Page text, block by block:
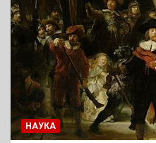
НАУКА